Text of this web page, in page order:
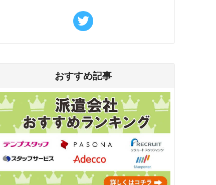
おすすめ記事